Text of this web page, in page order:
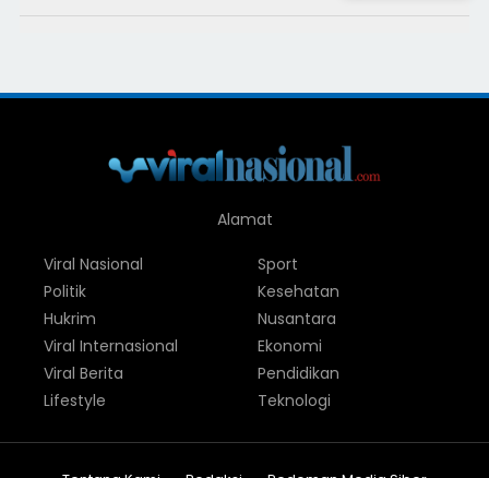
Alamat
Viral Nasional
Politik
Hukrim
Viral Internasional
Viral Berita
Lifestyle
Sport
Kesehatan
Nusantara
Ekonomi
Pendidikan
Teknologi